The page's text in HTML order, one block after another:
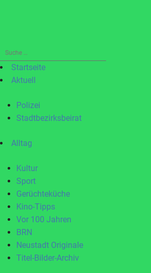
Suche
nach:Startseite
Aktuell
Polizei
Stadtbezirksbeirat
Alltag
Kultur
Sport
Gerüchteküche
Kino-Tipps
Vor 100 Jahren
BRN
Neustadt Originale
Titel-Bilder-Archiv